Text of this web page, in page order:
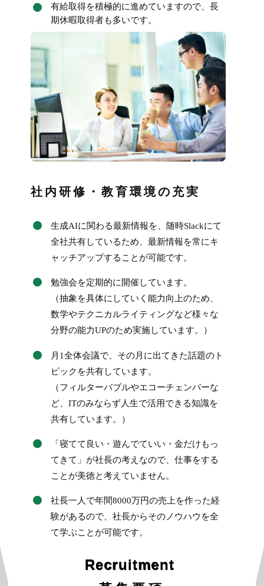
有給取得を積極的に進めていますので、長
期休暇取得者も多いです。
社内研修・教育環境の充実
生成AIに関わる最新情報を、随時Slackにて
全社共有しているため、最新情報を常にキ
ャッチアップすることが可能です。
勉強会を定期的に開催しています。
（抽象を具体にしていく能力向上のため、
数学やテクニカルライティングなど様々な
分野の能力UPのため実施しています。）
月1全体会議で、その月に出てきた話題のト
ピックを共有しています。
（フィルターバブルやエコーチェンバーな
ど、ITのみならず人生で活用できる知識を
共有しています。）
「寝てて良い・遊んでていい・金だけもっ
てきて」が社長の考えなので、仕事をする
ことが美徳と考えていません。
社長一人で年間8000万円の売上を作った経
験があるので、社長からそのノウハウを全
て学ぶことが可能です。
Recruitment